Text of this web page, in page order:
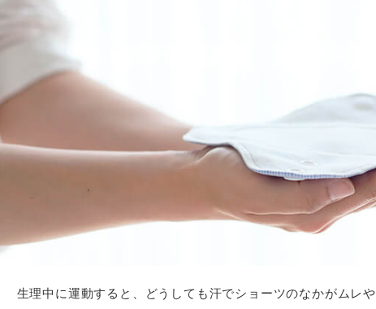
生理中に運動すると、どうしても汗でショーツのなかがムレ